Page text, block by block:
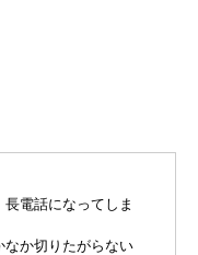
電話になってしま
か切りたがらない